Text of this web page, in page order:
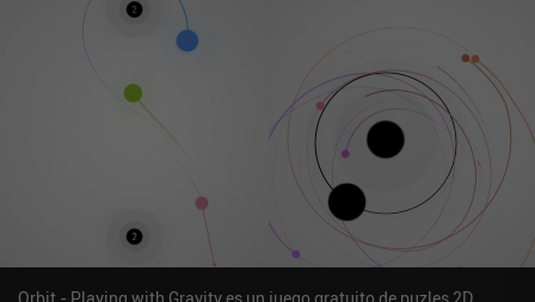
eliminar mediante un único iAP de 1,99 $, que recomiendo
encarecidamente, ya que el juego, por desgracia, fuerza los
anuncios incluso después de unos cuantos reintentos en el mismo
Orbit - Playing with Gravity es un juego gratuito de puzles 2D